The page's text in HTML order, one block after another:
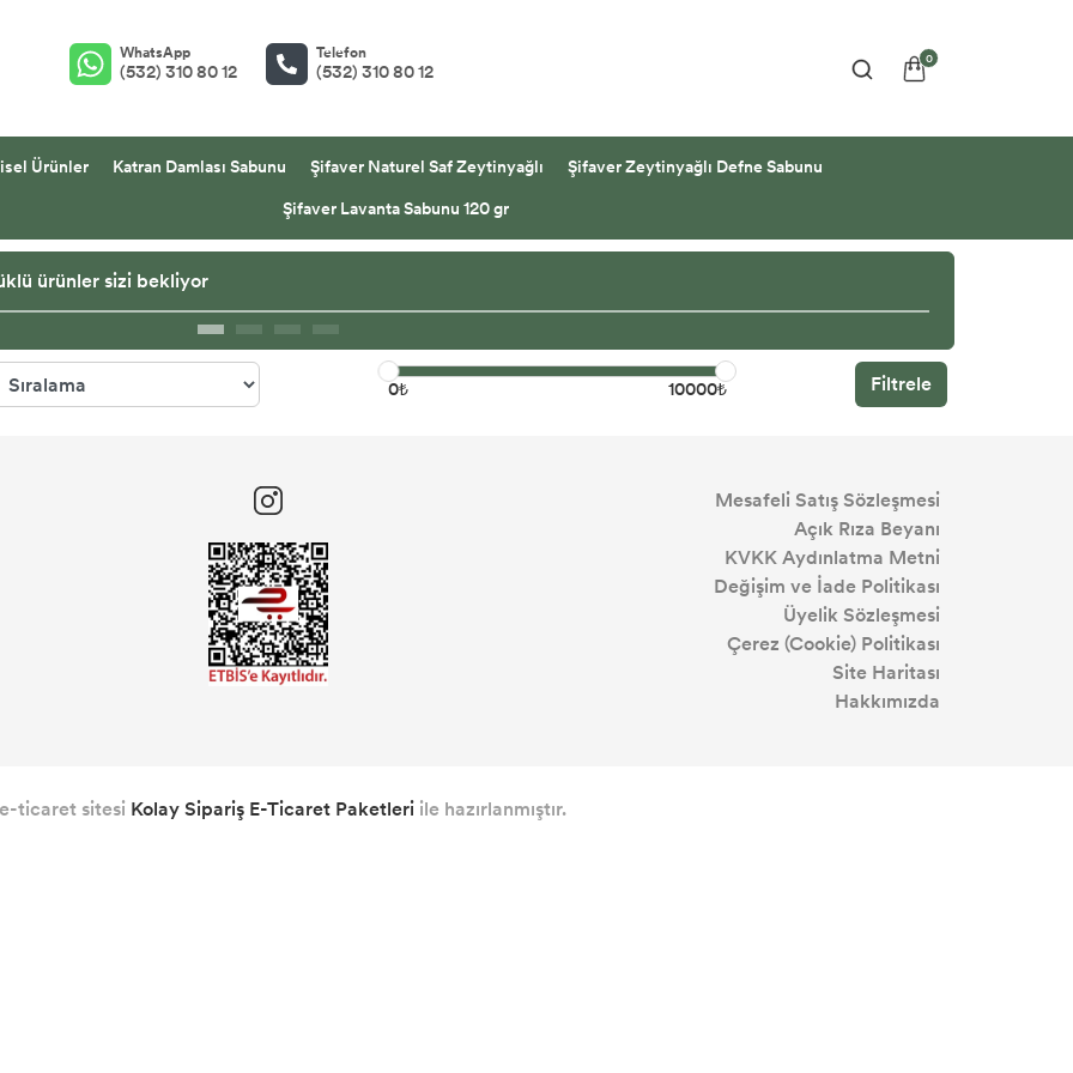
WhatsApp
(532) 310 80 12
Telefon
(532) 310 80 12
0
Ürünler Katran Damlası Sabunu Şifaver Naturel Saf Zeytinyağlı
Şifaver Zeytinyağlı Defne Sabunu
Şifaver Lavanta Sabunu 120 gr
ürünler sizi bekliyor
0₺ 10000₺ Filtrele
Mesafeli Satış Sözleşmesi
Açık Rıza Beyanı
KVKK Aydınlatma Metni
Değişim ve İade Politikası
Üyelik Sözleşmesi
Çerez (Cookie) Politikası
Site Haritası
Hakkımızda
ticaret sitesi Kolay Sipariş E-Ticaret Paketleriile hazırlanmıştır.